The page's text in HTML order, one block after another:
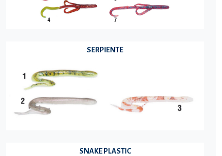
SERPIENTE
SNAKE PLASTIC